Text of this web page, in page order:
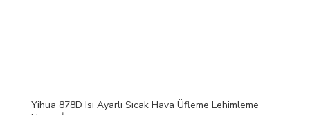
Lehimleme
S160 Isıya Dayanıklı Silikon Ped